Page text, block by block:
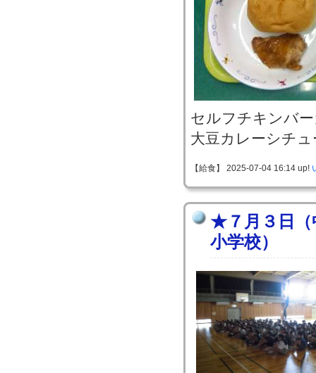
セルフチキンバ
大豆カレーシチ
【給食】 2025-07-04 16:14 up!
★７月３日（
小学校）